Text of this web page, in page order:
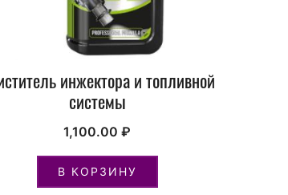
инжектора и топливной
системы
1,100.00 ₽
В КОРЗИНУ